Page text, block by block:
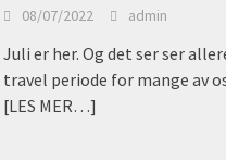
08/07/2022 admin
Juli er her. Og det ser ser
travel periode for mange av
[LES MER…]